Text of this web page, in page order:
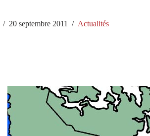
20 septembre 2011 Actualités